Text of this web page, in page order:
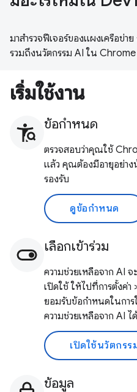
มาสำรวจฟีเจอร์ของแผงเครือข่า
รวมถึงนวัตกรรม AI ใน
เริ่มใช้งาน
ข้อกำหนด
ตรวจสอบว่าคุณใช้
แล้ว คุณต้องมีอายุอย่า
รองรับ
ดูข้อกำหนด
เลือกเข้าร่วม
ความช่วยเหลือจาก AI
เปิดใช้ ให้ไปที่การตั้งค่
ยอมรับข้อกำหนดในกา
ความช่วยเหลือจาก AI ได้
เปิดใช้นวัตกรร
ข้อมูล